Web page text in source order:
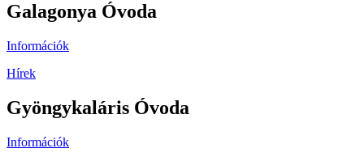
Galagonya Óvoda
Információk
Hírek
Gyöngykaláris Óvoda
Információk